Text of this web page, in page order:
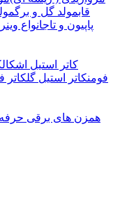
قابمولد گل و برگ
پاپیون و تاجانواع
کاتر استیل اشکال
فومنکاتر استیل گلکاتر
همزن های برقی حرفه